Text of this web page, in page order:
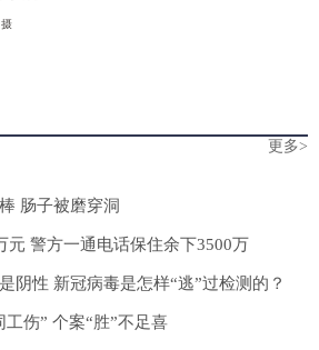
更多>
肠子被磨穿洞
元 警方一通电话保住余下3500万
阴性 新冠病毒是怎样“逃”过检测的？
伤” 个案“胜”不足喜